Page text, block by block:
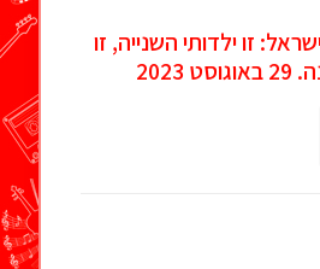
זו ילדותי השנייה, זו